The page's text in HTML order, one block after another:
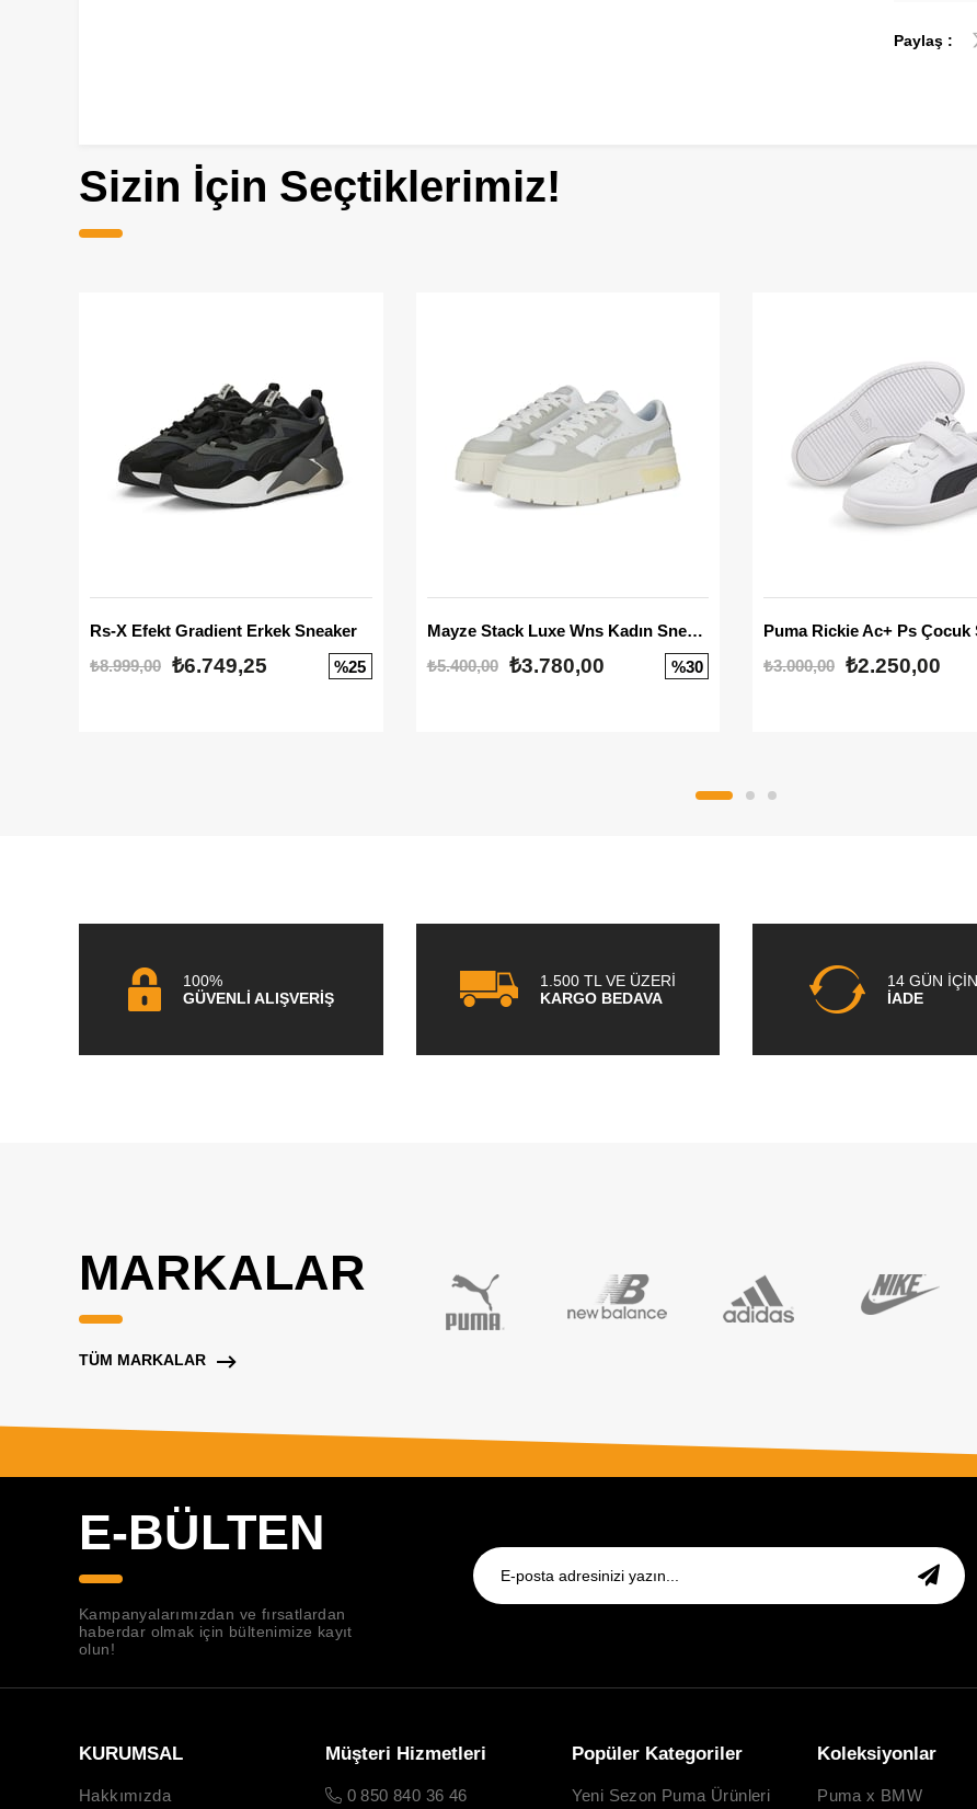
Paylaş :
Sizin İçin Seçtiklerimiz!
Rs-X Efekt Gradient Erkek Sneaker
₺8.999,00 ₺6.749,25 %25
Mayze Stack Luxe Wns Kadın Sneaker
₺5.400,00
₺3.780,00 %30
Puma Rickie Ac+ Ps Çocuk
₺3.000,00 ₺2.250,00
100%
GÜVENLİ ALIŞVERİŞ
1.500 TL VE ÜZERİ
KARGO BEDAVA
14 GÜN
İADE
MARKALAR
TÜM MARKALAR
E-BÜLTEN
Kampanyalarımızdan ve fırsatlardan
haberdar olmak için bültenimize kayıt
olun!
KURUMSAL
Hakkımızda
Müşteri Hizmetleri
0 850 840 36 46
Popüler Kategoriler
Yeni Sezon Puma Ürünleri
Koleksiyonlar
Puma x BMW